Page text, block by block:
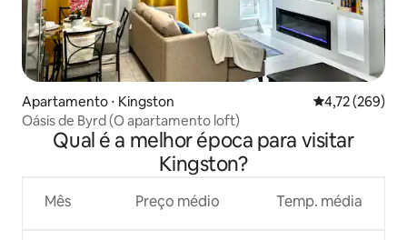
Apartamento ⋅ Kingston 4,72 de uma
4,72 (269)
Oásis de Byrd (O apartamento loft)
Qual é a melhor época para visitar
Kingston?
Mês Preço médio Temp. média